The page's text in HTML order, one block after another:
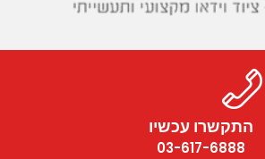
התקשרו עכשיו
03-617-6888